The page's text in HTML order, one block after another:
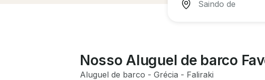
Nosso Aluguel de barco
Aluguel de barco - Grécia - Faliraki